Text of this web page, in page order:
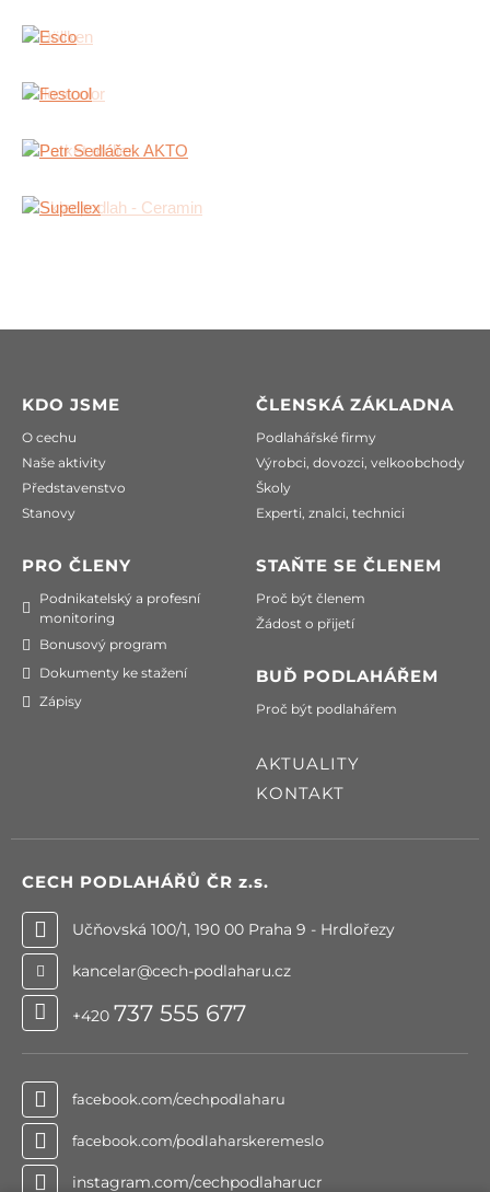
KDO JSME
O cechu
Naše aktivity
Představenstvo
Stanovy
PRO ČLENY
Podnikatelský a profesní
monitoring
Bonusový program
Dokumenty ke stažení
Zápisy
ČLENSKÁ ZÁKLADNA
Podlahářské firmy
Výrobci, dovozci, velkoobchody
Školy
Experti, znalci, technici
STAŇTE SE ČLENEM
Proč být členem
Žádost o přijetí
BUĎ PODLAHÁŘEM
Proč být podlahářem
AKTUALITY
KONTAKT
CECH PODLAHÁŘŮ ČR z.s.
Učňovská 100/1, 190 00 Praha 9 - Hrdlořezy
kancelar@cech-podlaharu.cz
+420 737 555 677
facebook.com/cechpodlaharu
facebook.com/podlaharskeremeslo
instagram.com/cechpodlaharucr